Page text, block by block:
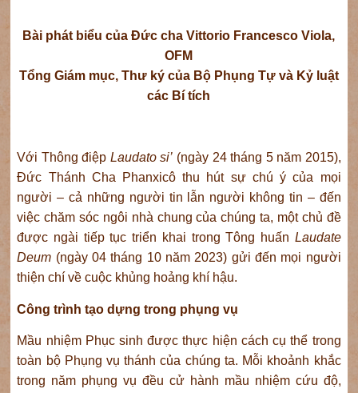
Bài phát biểu của Đức cha Vittorio Francesco Viola,
OFM
Tổng Giám mục, Thư ký của Bộ Phụng Tự và Kỷ luật
các Bí tích
Với Thông điệp Laudato si’ (ngày 24 tháng 5 năm 2015),
Đức Thánh Cha Phanxicô thu hút sự chú ý của mọi
người – cả những người tin lẫn người không tin – đến
việc chăm sóc ngôi nhà chung của chúng ta, một chủ đề
được ngài tiếp tục triển khai trong Tông huấn Laudate
Deum (ngày 04 tháng 10 năm 2023) gửi đến mọi người
thiện chí về cuộc khủng hoảng khí hậu.
Công trình tạo dựng trong phụng vụ
Mầu nhiệm Phục sinh được thực hiện cách cụ thể trong
toàn bộ Phụng vụ thánh của chúng ta. Mỗi khoảnh khắc
trong năm phụng vụ đều cử hành mầu nhiệm cứu độ,